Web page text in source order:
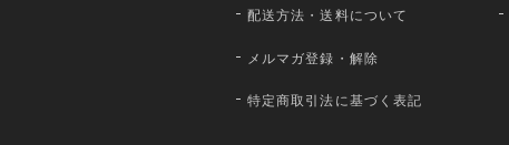
配送方法・送料について
メルマガ登録・解除
特定商取引法に基づく表記